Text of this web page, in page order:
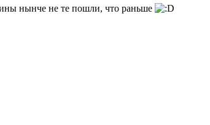
нынче не те пошли, что раньше